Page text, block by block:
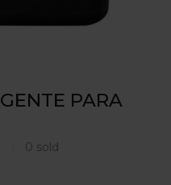
PARA
0 sold